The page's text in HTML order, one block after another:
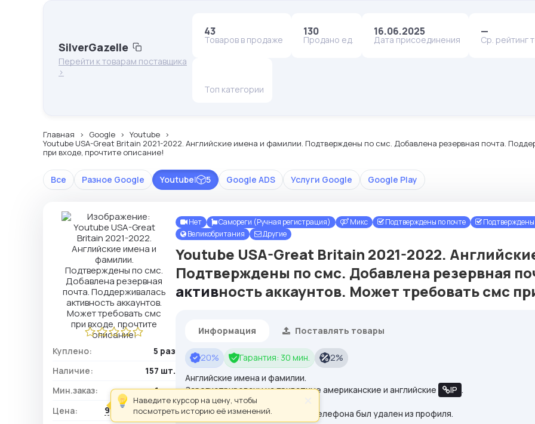
SilverGazelle
Перейти к товарам поставщика
>
43
Товаров в продаже
130
Продано ед.
16.06.2025
Дата присоединения
—
Ср. рейтинг
Топ категории
Главная Google
Youtube
Youtube USA-Great Britain 2021-2022. Английские имена и фамилии. Подтверждены по смс. Добавлена резервная почта.
при входе, прочтите описание!
Все Разное Google Youtube| 5 Google ADS Услуги Google Google Play
Куплено:
5 раз
Наличие:
157 шт.
Мин.заказ:
1 шт.
Цена:
991,44 ₽ / шт.
Нет Самореги (Ручная регистрация) Микс Подтверждены по почте
Подтверждены
Великобритания
Другие
Youtube USA-Great Britain 2021-2022.
Подтверждены по смс. Добавлена резервная
активность аккаунтов. Может требовать смс
Информация Поставлять товары
20% Гарантия: 30 мин.
2%
Английские имена и фамилии.
Зарегистрированы на приватные американские и английские
IP .
Подтверждены по смс. Номер телефона был удален из профиля.
Наведите курсор на цену, чтобы
посмотреть историю её изменений.